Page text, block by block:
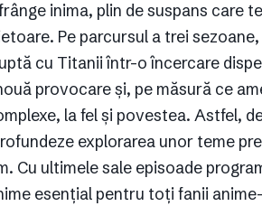
inima, plin de suspans care
Pe parcursul a trei
cu Titanii într-o încercare
provocare și, pe măsură ce
la fel și povestea. Astfel,
explorarea unor teme
Cu ultimele sale episoade
esențial pentru toți fanii